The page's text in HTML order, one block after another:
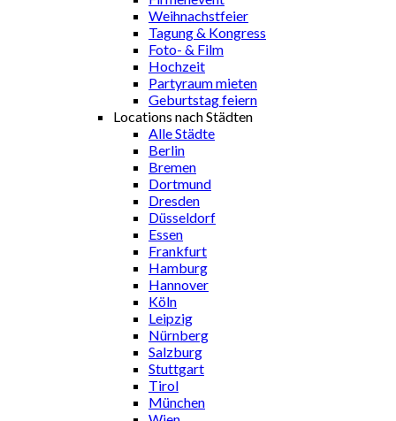
Weihnachstfeier
Tagung & Kongress
Foto- & Film
Hochzeit
Partyraum mieten
Geburtstag feiern
Locations nach Städten
Alle Städte
Berlin
Bremen
Dortmund
Dresden
Düsseldorf
Essen
Frankfurt
Hamburg
Hannover
Köln
Leipzig
Nürnberg
Salzburg
Stuttgart
Tirol
München